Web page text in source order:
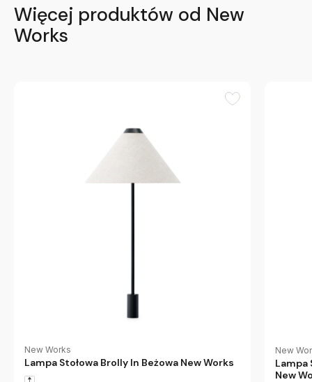
Więcej produktów od New
Works
New Works
Lampa Stołowa Brolly In Beżowa New Works
New
Lampa
New